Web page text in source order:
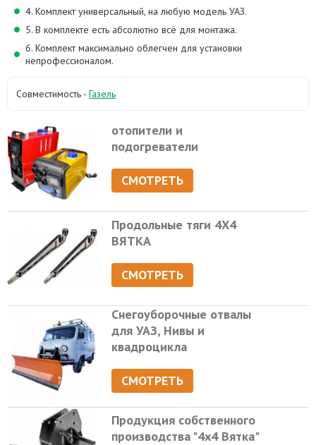
4. Комплект универсальный, на любую модель УАЗ.
5. В комплекте есть абсолютно всё для монтажа.
6. Комплект максимально облегчен для установки
непрофессионалом.
Совместимость - Газель
отопители и
подогреватели
СМОТРЕТЬ
Продольные тяги 4Х4
ВЯТКА
СМОТРЕТЬ
Снегоуборочные отвалы
для УАЗ, Нивы и
квадроцикла
СМОТРЕТЬ
Продукция собственного
производства "4х4 Вятка"